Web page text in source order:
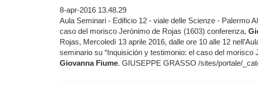
8-apr-2016 13.48.29
Aula Seminari - Edificio 12 - viale delle Scienze - Palermo
caso del morisco Jerónimo de Rojas (1603) conferenza,
Rojas, Mercoledì 13 aprile 2016, dalle ore 10 alle 12
seminario su “Inquisición y testimonio: el caso del morisco
Giovanna Fiume. GIUSEPPE GRASSO /sites/portale/